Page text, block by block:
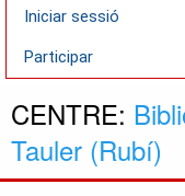
Iniciar sessió
Participar
CENTRE:
Tauler (Rubí)